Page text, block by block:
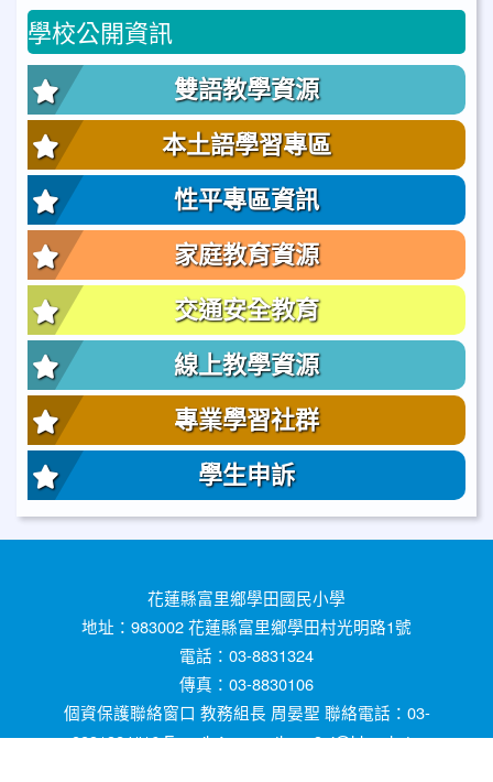
學校公開資訊
雙語教學資源
本土語學習專區
性平專區資訊
家庭教育資源
交通安全教育
線上教學資源
專業學習社群
學生申訴
花蓮縣富里鄉學田國民小學
地址：983002 花蓮縣富里鄉學田村光明路1號
電話：03-8831324
傳真：03-8830106
個資保護聯絡窗口 教務組長 周晏聖 聯絡電話：03-
8831324#16 E-mail ：prometheus3ai@hlc.edu.tw